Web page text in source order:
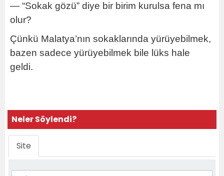
— “Sokak gözü” diye bir birim kurulsa fena mı
olur?
Çünkü Malatya’nın sokaklarında yürüyebilmek,
bazen sadece yürüyebilmek bile lüks hale
geldi.
Neler Söylendi?
Site